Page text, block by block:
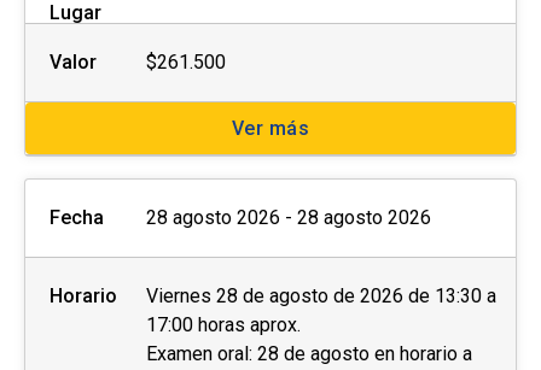
Lugar
Valor $261.500
Ver más
Fecha 28 agosto 2026 - 28 agosto 2026
Horario
Viernes 28 de agosto de 2026 de 13:30 a
17:00 horas aprox.
Examen oral: 28 de agosto en horario a